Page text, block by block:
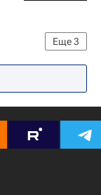
Еще3